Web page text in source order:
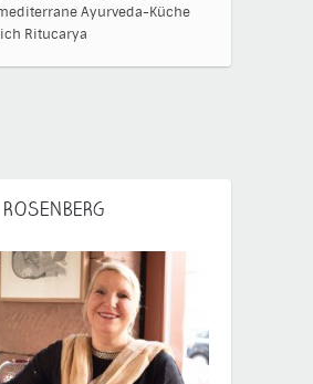
Ayurveda-Küche
Ritucarya